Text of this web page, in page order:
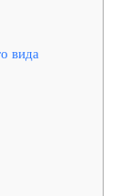
вида